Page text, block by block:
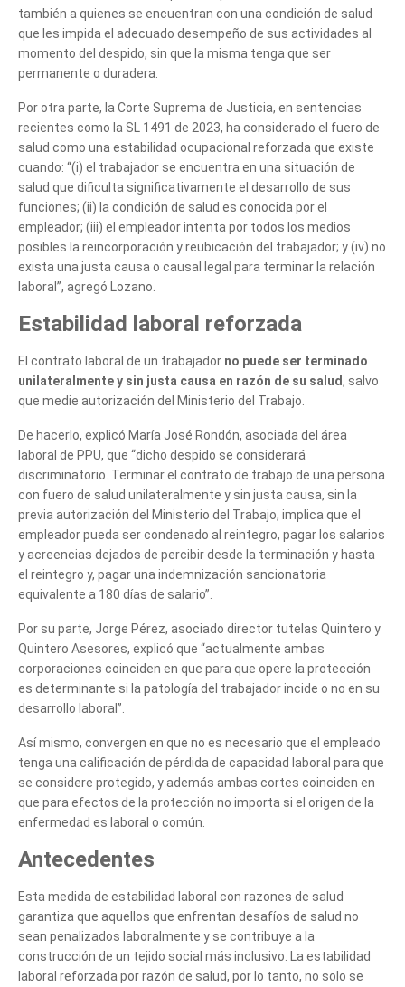
Cuéntanos, ¿Cómo
te podemos ayudar?
también a quienes se encuentran con una condición de salud
que les impida el adecuado desempeño de sus actividades al
momento del despido, sin que la misma tenga que ser
permanente o duradera.
Por otra parte, la Corte Suprema de Justicia, en sentencias
recientes como la SL 1491 de 2023, ha considerado el fuero de
salud como una estabilidad ocupacional reforzada que existe
cuando: “(i) el trabajador se encuentra en una situación de
salud que dificulta significativamente el desarrollo de sus
funciones; (ii) la condición de salud es conocida por el
empleador; (iii) el empleador intenta por todos los medios
posibles la reincorporación y reubicación del trabajador; y (iv) no
exista una justa causa o causal legal para terminar la relación
laboral”, agregó Lozano.
Estabilidad laboral reforzada
El contrato laboral de un trabajador no puede ser terminado
unilateralmente y sin justa causa en razón de su salud, salvo
que medie autorización del Ministerio del Trabajo.
De hacerlo, explicó María José Rondón, asociada del área
laboral de PPU, que “dicho despido se considerará
discriminatorio. Terminar el contrato de trabajo de una persona
con fuero de salud unilateralmente y sin justa causa, sin la
previa autorización del Ministerio del Trabajo, implica que el
empleador pueda ser condenado al reintegro, pagar los salarios
y acreencias dejados de percibir desde la terminación y hasta
el reintegro y, pagar una indemnización sancionatoria
equivalente a 180 días de salario”.
Por su parte, Jorge Pérez, asociado director tutelas Quintero y
Quintero Asesores, explicó que “actualmente ambas
corporaciones coinciden en que para que opere la protección
es determinante si la patología del trabajador incide o no en su
desarrollo laboral”.
Así mismo, convergen en que no es necesario que el empleado
tenga una calificación de pérdida de capacidad laboral para que
se considere protegido, y además ambas cortes coinciden en
que para efectos de la protección no importa si el origen de la
enfermedad es laboral o común.
Antecedentes
Esta medida de estabilidad laboral con razones de salud
garantiza que aquellos que enfrentan desafíos de salud no
sean penalizados laboralmente y se contribuye a la
construcción de un tejido social más inclusivo. La estabilidad
laboral reforzada por razón de salud, por lo tanto, no solo se